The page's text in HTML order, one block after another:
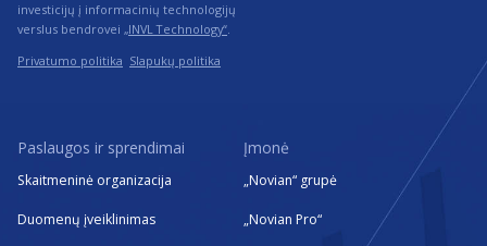
investicijų į informacinių technologijų
verslus bendrovei „INVL Technology“.
Privatumo politika Slapukų politika
Paslaugos ir sprendimai
Skaitmeninė organizacija
Duomenų įveiklinimas
Įmonė
„Novian“ grupė
„Novian Pro“